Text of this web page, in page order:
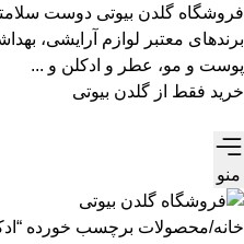
فروشگاه گلدن بیوتی دوست
برندهای معتبر لوازم آرایشی،
پوست و مو، عطر و ادکلن و ...
خرید فقط از گلدن بیوتی
منو
خانه/محصولات برچسب خورده